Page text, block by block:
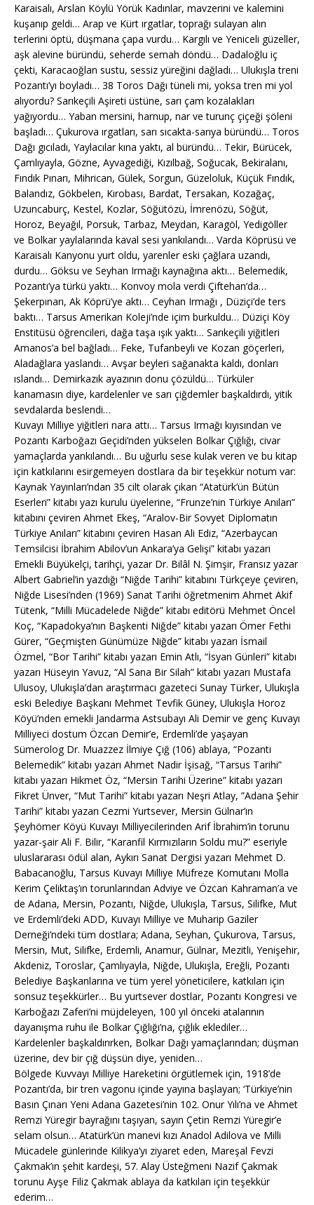
Karaisalı, Arslan Köylü Yörük Kadınlar, mavzerini ve kalemini
kuşanıp geldi… Arap ve Kürt ırgatlar, toprağı sulayan alın
terlerini öptü, düşmana çapa vurdu… Kargılı ve Yeniceli güzeller,
aşk alevine büründü, seherde semah döndü… Dadaloğlu iç
çekti, Karacaoğlan sustu, sessiz yüreğini dağladı… Ulukışla treni
Pozantı’yı boyladı… 38 Toros Dağı tüneli mi, yoksa tren mi yol
alıyordu? Sarıkeçili Aşireti üstüne, sarı çam kozalakları
yağıyordu… Yaban mersini, harnup, nar ve turunç çiçeği şöleni
başladı… Çukurova ırgatları, sarı sıcakta-sarıya büründü… Toros
Dağı gıcıladı, Yaylacılar kına yaktı, al büründü… Tekir, Bürücek,
Çamlıyayla, Gözne, Ayvagediği, Kızılbağ, Soğucak, Bekiralanı,
Fındık Pınarı, Mihrican, Gülek, Sorgun, Güzeloluk, Küçük Fındık,
Balandız, Gökbelen, Kırobası, Bardat, Tersakan, Kozağaç,
Uzuncaburç, Kestel, Kozlar, Söğütözü, İmrenözü, Söğüt,
Horoz, Beyağıl, Porsuk, Tarbaz, Meydan, Karagöl, Yedigöller
ve Bolkar yaylalarında kaval sesi yankılandı… Varda Köprüsü ve
Karaisalı Kanyonu yurt oldu, yarenler eski çağlara uzandı,
durdu… Göksu ve Seyhan Irmağı kaynağına aktı… Belemedik,
Pozantı’ya türkü yaktı… Konvoy mola verdi Çiftehan’da…
Şekerpınarı, Ak Köprü’ye aktı… Ceyhan Irmağı , Düziçi’de ters
baktı… Tarsus Amerikan Koleji’nde içim burkuldu… Düziçi Köy
Enstitüsü öğrencileri, dağa taşa ışık yaktı… Sarıkeçili yiğitleri
Amanos’a bel bağladı… Feke, Tufanbeyli ve Kozan göçerleri,
Aladağlara yaslandı… Avşar beyleri sağanakta kaldı, donları
ıslandı… Demirkazık ayazının donu çözüldü… Türküler
kanamasın diye, kardelenler ve sarı çiğdemler başkaldırdı, yitik
sevdalarda beslendi…
Kuvayı Milliye yiğitleri nara attı… Tarsus Irmağı kıyısından ve
Pozantı Karboğazı Geçidi’nden yükselen Bolkar Çığlığı, civar
yamaçlarda yankılandı… Bu uğurlu sese kulak veren ve bu kitap
için katkılarını esirgemeyen dostlara da bir teşekkür notum var:
Kaynak Yayınları’ndan 35 cilt olarak çıkan “Atatürk’ün Bütün
Eserleri” kitabı yazı kurulu üyelerine, “Frunze’nin Türkiye Anıları”
kitabını çeviren Ahmet Ekeş, “Aralov-Bir Sovyet Diplomatın
Türkiye Anıları” kitabını çeviren Hasan Ali Ediz, “Azerbaycan
Temsilcisi İbrahim Abilov’un Ankara’ya Gelişi” kitabı yazarı
Emekli Büyükelçi, tarihçi, yazar Dr. Bilâl N. Şimşir, Fransız yazar
Albert Gabriel’in yazdığı “Niğde Tarihi” kitabını Türkçeye çeviren,
Niğde Lisesi’nden (1969) Sanat Tarihi öğretmenim Ahmet Akif
Tütenk, “Milli Mücadelede Niğde” kitabı editörü Mehmet Öncel
Koç, “Kapadokya’nın Başkenti Niğde” kitabı yazarı Ömer Fethi
Gürer, “Geçmişten Günümüze Niğde” kitabı yazarı İsmail
Özmel, “Bor Tarihi” kitabı yazarı Emin Atlı, “İsyan Günleri” kitabı
yazarı Hüseyin Yavuz, “Al Sana Bir Silah” kitabı yazarı Mustafa
Ulusoy, Ulukışla’dan araştırmacı gazeteci Sunay Türker, Ulukışla
eski Belediye Başkanı Mehmet Tevfik Güney, Ulukışla Horoz
Köyü’nden emekli Jandarma Astsubayı Ali Demir ve genç Kuvayı
Milliyeci dostum Özcan Demir’e, Erdemli’de yaşayan
Sümerolog Dr. Muazzez İlmiye Çığ (106) ablaya, “Pozantı
Belemedik” kitabı yazarı Ahmet Nadir İşisağ, “Tarsus Tarihi”
kitabı yazarı Hikmet Öz, “Mersin Tarihi Üzerine” kitabı yazarı
Fikret Ünver, “Mut Tarihi” kitabı yazarı Neşri Atlay, ”Adana Şehir
Tarihi” kitabı yazarı Cezmi Yurtsever, Mersin Gülnar’ın
Şeyhömer Köyü Kuvayı Milliyecilerinden Arif İbrahim’in torunu
yazar-şair Ali F. Bilir, “Karanfil Kırmızıların Soldu mu?” eseriyle
uluslararası ödül alan, Aykırı Sanat Dergisi yazarı Mehmet D.
Babacanoğlu, Tarsus Kuvayı Milliye Müfreze Komutanı Molla
Kerim Çeliktaş’ın torunlarından Adviye ve Özcan Kahraman’a ve
de Adana, Mersin, Pozantı, Niğde, Ulukışla, Tarsus, Silifke, Mut
ve Erdemli’deki ADD, Kuvayı Milliye ve Muharip Gaziler
Derneği’ndeki tüm dostlara; Adana, Seyhan, Çukurova, Tarsus,
Mersin, Mut, Silifke, Erdemli, Anamur, Gülnar, Mezitli, Yenişehir,
Akdeniz, Toroslar, Çamlıyayla, Niğde, Ulukışla, Ereğli, Pozantı
Belediye Başkanlarına ve tüm yerel yöneticilere, katkıları için
sonsuz teşekkürler… Bu yurtsever dostlar, Pozantı Kongresi ve
Karboğazı Zaferi’ni müjdeleyen, 100 yıl önceki atalarının
dayanışma ruhu ile Bolkar Çığlığı’na, çığlık eklediler…
Kardelenler başkaldırırken, Bolkar Dağı yamaçlarından; düşman
üzerine, dev bir çığ düşsün diye, yeniden…
Bölgede Kuvvayı Milliye Hareketini örgütlemek için, 1918’de
Pozantı’da, bir tren vagonu içinde yayına başlayan; ‘Türkiye’nin
Basın Çınarı Yeni Adana Gazetesi’nin 102. Onur Yılı’na ve Ahmet
Remzi Yüregir bayrağını taşıyan, sayın Çetin Remzi Yüregir’e
selam olsun… Atatürk’ün manevi kızı Anadol Adilova ve Milli
Mücadele günlerinde Kilikya’yı ziyaret eden, Mareşal Fevzi
Çakmak’ın şehit kardeşi, 57. Alay Üsteğmeni Nazif Çakmak
torunu Ayşe Filiz Çakmak ablaya da katkıları için teşekkür
ederim…